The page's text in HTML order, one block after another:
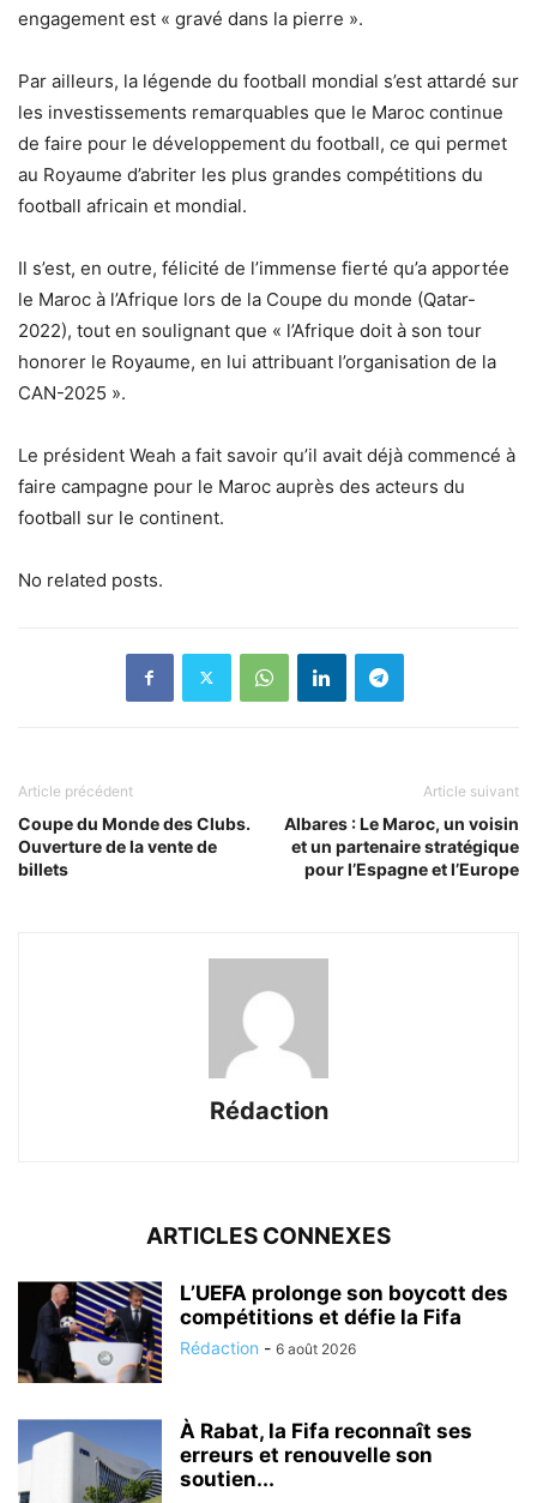
engagement est « gravé dans la pierre ».
Par ailleurs, la légende du football mondial s’est attardé sur
les investissements remarquables que le Maroc continue
de faire pour le développement du football, ce qui permet
au Royaume d’abriter les plus grandes compétitions du
football africain et mondial.
Il s’est, en outre, félicité de l’immense fierté qu’a apportée
le Maroc à l’Afrique lors de la Coupe du monde (Qatar-
2022), tout en soulignant que « l’Afrique doit à son tour
honorer le Royaume, en lui attribuant l’organisation de la
CAN-2025 ».
Le président Weah a fait savoir qu’il avait déjà commencé à
faire campagne pour le Maroc auprès des acteurs du
football sur le continent.
No related posts.
Article précédent
Coupe du Monde des Clubs.
Ouverture de la vente de
billets
Article suivant
Albares : Le Maroc, un voisin
et un partenaire stratégique
pour l’Espagne et l’Europe
Rédaction
ARTICLES CONNEXES
L’UEFA prolonge son boycott des
compétitions et défie la Fifa
Rédaction - 6 août 2026
À Rabat, la Fifa reconnaît ses
erreurs et renouvelle son
soutien...